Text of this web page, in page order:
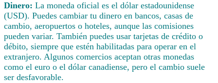
Dinero: La moneda oficial es el dólar estadounidense
(USD). Puedes cambiar tu dinero en bancos, casas de
cambio, aeropuertos o hoteles, aunque las comisiones
pueden variar. También puedes usar tarjetas de crédito o
débito, siempre que estén habilitadas para operar en el
extranjero. Algunos comercios aceptan otras monedas
como el euro o el dólar canadiense, pero el cambio suele
ser desfavorable.